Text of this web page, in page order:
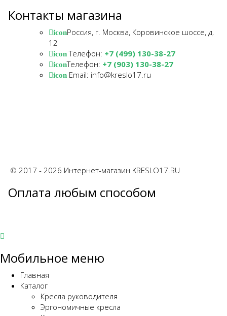
Контакты магазина
iconРоссия, г. Москва, Коровинское шоссе, д.
12
iconТелефон: +7 (499) 130-38-27
iconТелефон: +7 (903) 130-38-27
icon Email: info@kreslo17.ru
© 2017 - 2026 Интернет-магазин KRESLO17.RU
Оплата любым способом
Мобильное меню
Главная
Каталог
Кресла руководителя
Эргономичные кресла